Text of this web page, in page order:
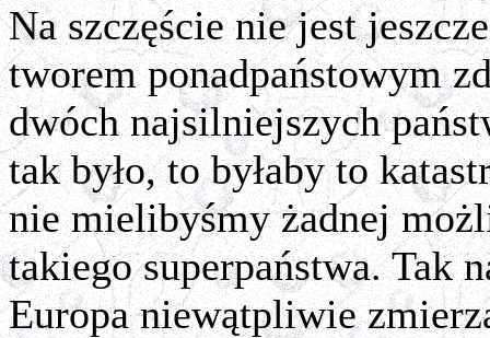
Na szczęście nie jest
tworem ponadpaństowym
dwóch najsilniejszych
tak było, to byłaby to
nie mielibyśmy żadnej
takiego superpaństwa. Tak
Europa niewątpliwie